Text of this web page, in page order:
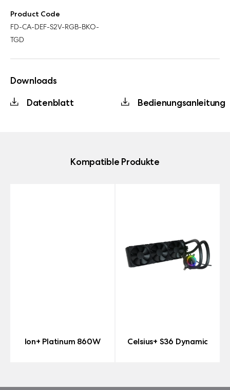
Product Code
FD-CA-DEF-S2V-RGB-BKO-
TGD
Downloads
Datenblatt
Bedienungsanleitung
Kompatible Produkte
Ion+ Platinum 860W Celsius+ S36 Dynamic